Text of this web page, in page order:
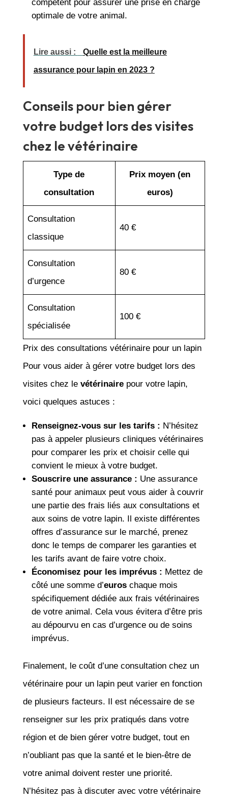
compétent pour assurer une prise en charge
optimale de votre animal.
Lire aussi : Quelle est la meilleure
assurance pour lapin en 2023 ?
Conseils pour bien gérer
votre budget lors des visites
chez le vétérinaire
Type de
consultation
Prix moyen (en
euros)
Consultation
classique
40 €
Consultation
d’urgence
80 €
Consultation
spécialisée
100 €
Prix des consultations vétérinaire pour un lapin
Pour vous aider à gérer votre budget lors des
visites chez le vétérinairepour votre lapin,
voici quelques astuces :
Renseignez-vous sur les tarifs : N’hésitez
pas à appeler plusieurs cliniques vétérinaires
pour comparer les prix et choisir celle qui
convient le mieux à votre budget.
Souscrire une assurance : Une assurance
santé pour animaux peut vous aider à couvrir
une partie des frais liés aux consultations et
aux soins de votre lapin. Il existe différentes
offres d’assurance sur le marché, prenez
donc le temps de comparer les garanties et
les tarifs avant de faire votre choix.
Économisez pour les imprévus : Mettez de
côté une somme d’euroschaque mois
spécifiquement dédiée aux frais vétérinaires
de votre animal. Cela vous évitera d’être pris
au dépourvu en cas d’urgence ou de soins
imprévus.
Finalement, le coût d’une consultation chez un
vétérinaire pour un lapin peut varier en fonction
de plusieurs facteurs. Il est nécessaire de se
renseigner sur les prix pratiqués dans votre
région et de bien gérer votre budget, tout en
n’oubliant pas que la santé et le bien-être de
votre animal doivent rester une priorité.
N’hésitez pas à discuter avec votre vétérinaire